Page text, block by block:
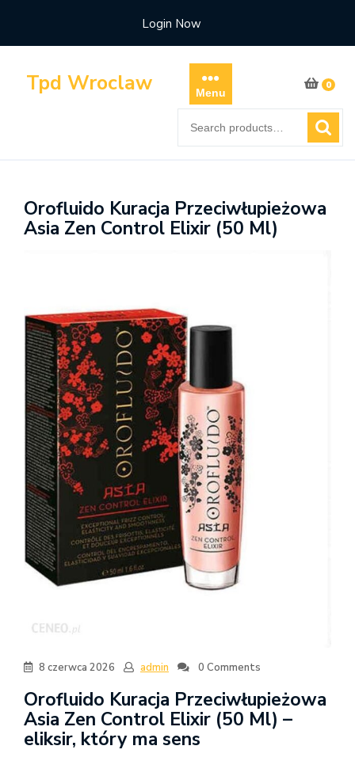
content
Login Now
Tpd Wroclaw Menu
0
for:
Orofluido Kuracja Przeciwłupieżowa
Asia Zen Control Elixir (50 Ml)
8 czerwca 2026 admin 0 Comments
Orofluido Kuracja Przeciwłupieżowa
Asia Zen Control Elixir (50 Ml) –
eliksir, który ma sens